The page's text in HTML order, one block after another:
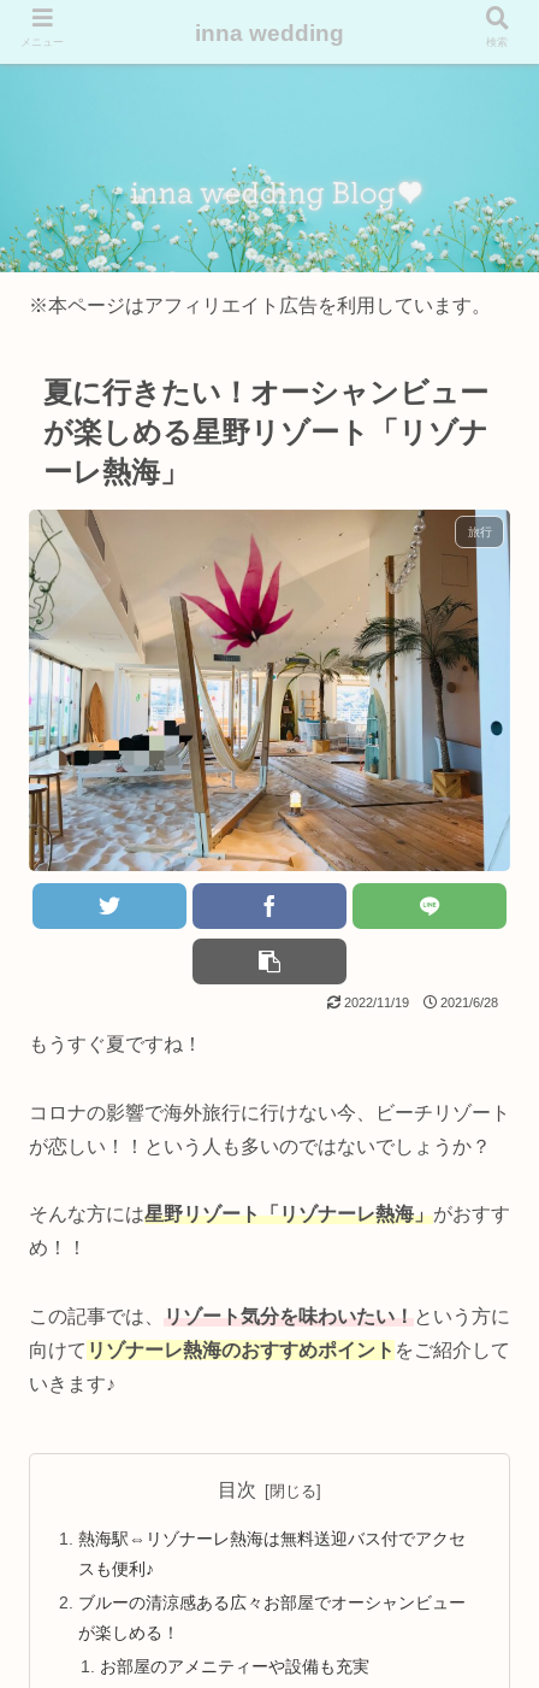
※本ページはアフィリエイト広告を利用しています。
夏に行きたい！オーシャンビュー
が楽しめる星野リゾート「リゾナ
ーレ熱海」
旅行
2022/11/19 2021/6/28
もうすぐ夏ですね！
コロナの影響で海外旅行に行けない今、ビーチリゾート
が恋しい！！という人も多いのではないでしょうか？
そんな方には星野リゾート「リゾナーレ熱海」がおすす
め！！
この記事では、 リゾート気分を味わいたい！という方に
向けて リゾナーレ熱海のおすすめポイント をご紹介して
いきます♪
目次
熱海駅⇔リゾナーレ熱海は無料送迎バス付でアクセ
スも便利♪
ブルーの清涼感ある広々お部屋でオーシャンビュー
が楽しめる！
お部屋のアメニティーや設備も充実
メニュー inna wedding 検索